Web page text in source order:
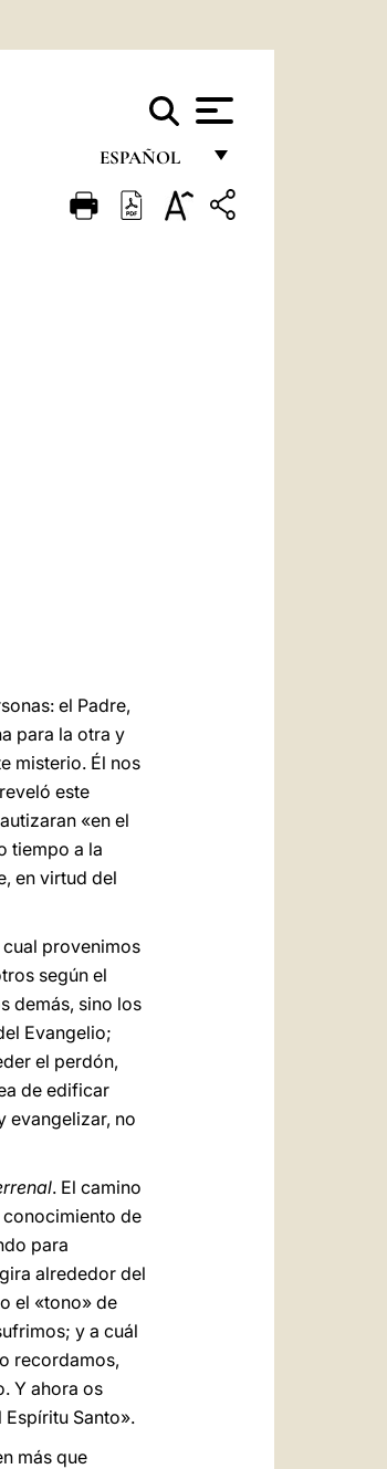
ESPAÑOL
FRANÇAIS
el Padre,
para la otra y
misterio. Él nos
este
«en el
tiempo a la
en virtud del
provenimos
según el
demás, sino los
Evangelio;
el perdón,
de edificar
evangelizar, no
. El camino
conocimiento de
para
alrededor del
el «tono» de
y a cuál
recordamos,
Y ahora os
Santo».
más que